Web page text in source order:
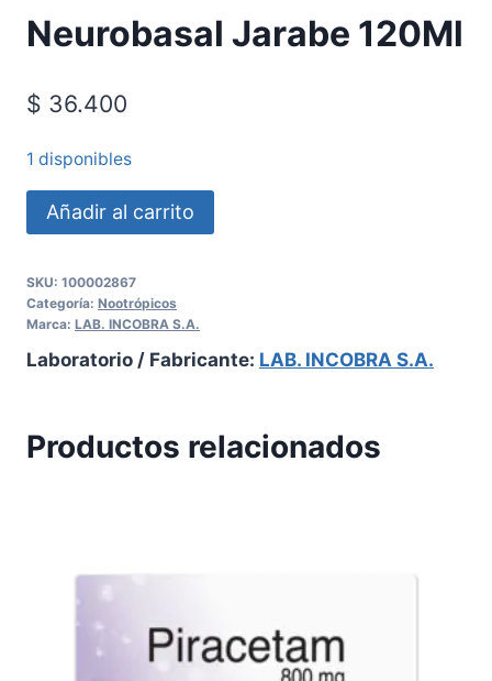
Neurobasal Jarabe 120Ml
$ 36.400
1 disponibles
Añadir al carrito
SKU: 100002867
Categoría: Nootrópicos
Marca: LAB. INCOBRA S.A.
Laboratorio / Fabricante: LAB. INCOBRA S.A.
Productos relacionados